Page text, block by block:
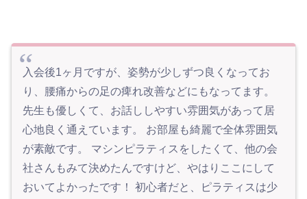
入会後1ヶ月ですが、姿勢が少しずつ良くなってお
り、腰痛からの足の痺れ改善などにもなってます。
先生も優しくて、お話ししやすい雰囲気があって居
心地良く通えています。 お部屋も綺麗で全体雰囲気
が素敵です。 マシンピラティスをしたくて、他の会
社さんもみて決めたんですけど、やはりここにして
おいてよかったです！ 初心者だと、ピラティスは少